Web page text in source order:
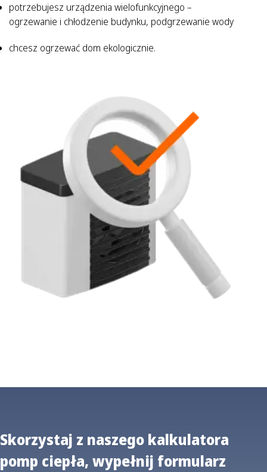
potrzebujesz urządzenia wielofunkcyjnego –
ogrzewanie i chłodzenie budynku, podgrzewanie wody
chcesz ogrzewać dom ekologicznie.
Skorzystaj z naszego kalkulatora
pomp ciepła, wypełnij formularz